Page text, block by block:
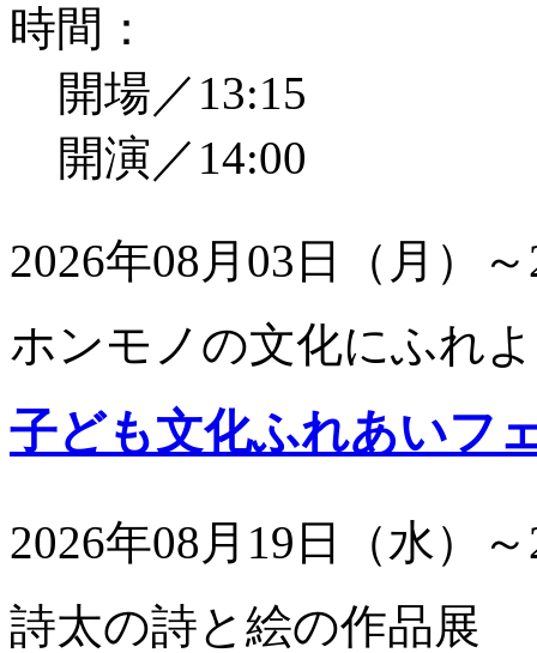
時間：
開場／13:15
開演／14:00
2026年08月03日（月）
ホンモノの文化にふれ
子ども文化ふれあいフ
2026年08月19日（水）
詩太の詩と絵の作品展